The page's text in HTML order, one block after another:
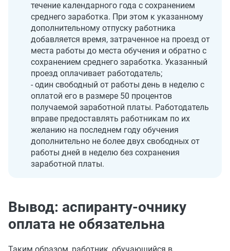
течение календарного года с сохранением
среднего заработка. При этом к указанному
дополнительному отпуску работника
добавляется время, затраченное на проезд от
места работы до места обучения и обратно с
сохранением среднего заработка. Указанный
проезд оплачивает работодатель;
- один свободный от работы день в неделю с
оплатой его в размере 50 процентов
получаемой заработной платы. Работодатель
вправе предоставлять работникам по их
желанию на последнем году обучения
дополнительно не более двух свободных от
работы дней в неделю без сохранения
заработной платы.
Вывод: аспиранту‑очнику
оплата не обязательна